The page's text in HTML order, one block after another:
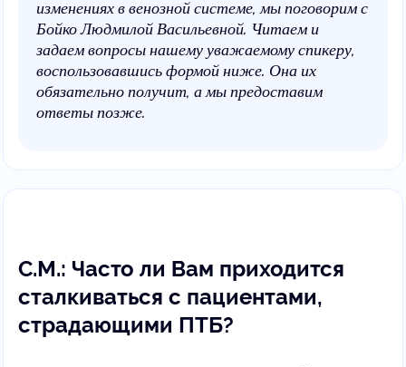
изменениях в венозной системе, мы поговорим с
Бойко Людмилой Васильевной. Читаем и
задаем вопросы нашему уважаемому спикеру,
воспользовавшись формой ниже. Она их
обязательно получит, а мы предоставим
ответы позже.
С.М.: Часто ли Вам приходится
сталкиваться с пациентами,
страдающими ПТБ?